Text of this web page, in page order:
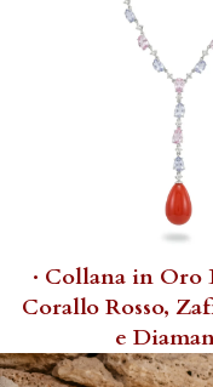
· Collana in Oro
Corallo Rosso,
e